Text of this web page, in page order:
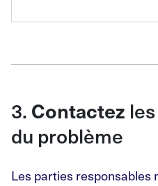
3. Contactez
du problème
Les parties responsables